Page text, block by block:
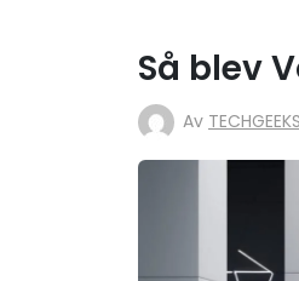
Så blev
Av TECHGEEKS